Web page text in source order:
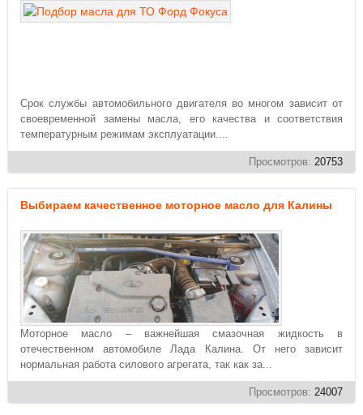
Срок службы автомобильного двигателя во многом зависит от
своевременной замены масла, его качества и соответствия
температурным режимам эксплуатации....
Просмотров: 20753
Выбираем качественное моторное масло для Калины
Моторное масло – важнейшая смазочная жидкость в
отечественном автомобиле Лада Калина. От него зависит
нормальная работа силового агрегата, так как за...
Просмотров: 24007